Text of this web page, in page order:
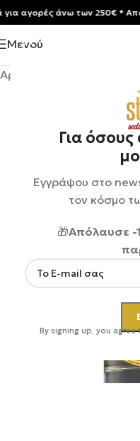
Για όσους
Εγγράψου στο
τον κόσμο
🎁Απόλαυσε -
By signing up, you
Μενού
Αρχική σελίδα
αγορές άνω των 250€ *